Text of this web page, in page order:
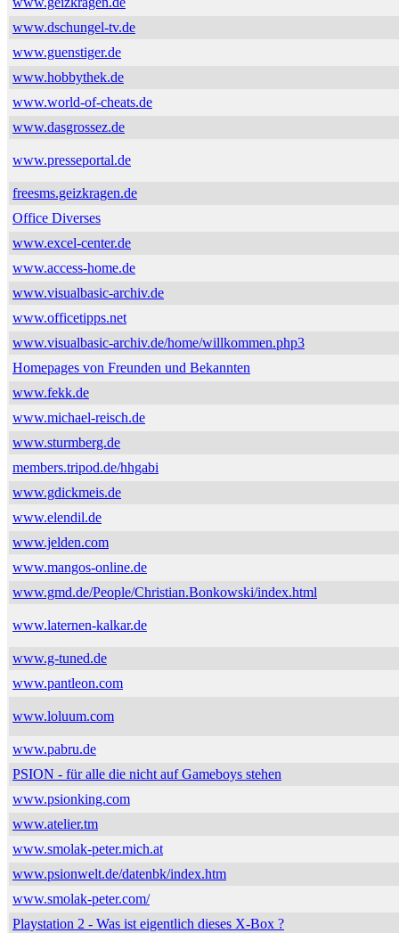
www.dschungel-tv.de
www.guenstiger.de
www.hobbythek.de
www.world-of-cheats.de
www.dasgrossez.de
www.presseportal.de
freesms.geizkragen.de
Office Diverses
www.excel-center.de
www.access-home.de
www.visualbasic-archiv.de
www.officetipps.net
www.visualbasic-archiv.de/home/willkommen.php3
Homepages von Freunden und Bekannten
www.fekk.de
www.michael-reisch.de
www.sturmberg.de
members.tripod.de/hhgabi
www.gdickmeis.de
www.elendil.de
www.jelden.com
www.mangos-online.de
www.gmd.de/People/Christian.Bonkowski/index.html
www.laternen-kalkar.de
www.g-tuned.de
www.pantleon.com
www.loluum.com
www.pabru.de
PSION - für alle die nicht auf Gameboys stehen
www.psionking.com
www.atelier.tm
www.smolak-peter.mich.at
www.psionwelt.de/datenbk/index.htm
www.smolak-peter.com/
Playstation 2 - Was ist eigentlich dieses X-Box ?